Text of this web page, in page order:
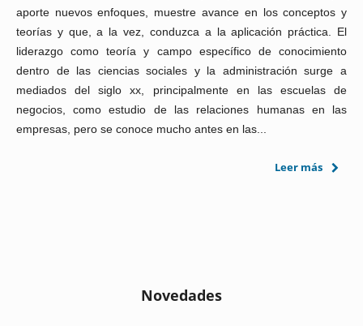
aporte nuevos enfoques, muestre avance en los conceptos y
teorías y que, a la vez, conduzca a la aplicación práctica. El
liderazgo como teoría y campo específico de conocimiento
dentro de las ciencias sociales y la administración surge a
mediados del siglo xx, principalmente en las escuelas de
negocios, como estudio de las relaciones humanas en las
empresas, pero se conoce mucho antes en las...
Leer más
Novedades